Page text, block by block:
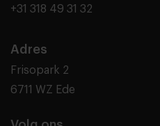
+31 318 49 31 32
Adres
Frisopark 2
6711 WZ Ede